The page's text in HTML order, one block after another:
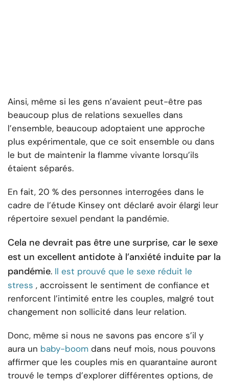
Ainsi, même si les gens n’avaient peut-être pas
beaucoup plus de relations sexuelles dans
l’ensemble, beaucoup adoptaient une approche
plus expérimentale, que ce soit ensemble ou dans
le but de maintenir la flamme vivante lorsqu’ils
étaient séparés.
En fait, 20 % des personnes interrogées dans le
cadre de l’étude Kinsey ont déclaré avoir élargi leur
répertoire sexuel pendant la pandémie.
Cela ne devrait pas être une surprise, car le sexe
est un excellent antidote à l’anxiété induite par la
pandémie. Il est prouvé que le sexe réduit le
stress , accroissent le sentiment de confiance et
renforcent l’intimité entre les couples, malgré tout
changement non sollicité dans leur relation.
Donc, même si nous ne savons pas encore s’il y
aura un baby-boom dans neuf mois, nous pouvons
affirmer que les couples mis en quarantaine auront
trouvé le temps d’explorer différentes options, de